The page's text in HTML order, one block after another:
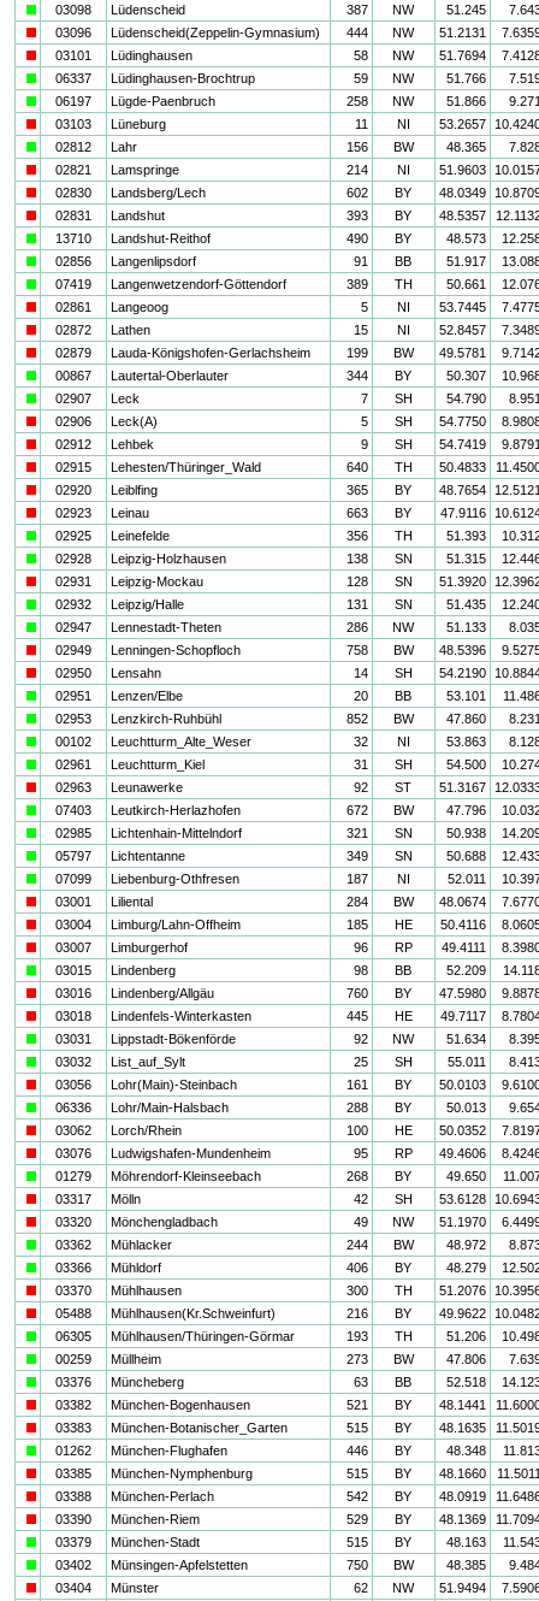
03098 Lüdenscheid 387 NW 51.245
03096 Lüdenscheid(Zeppelin-Gymnasium) 444 NW 51.2131
03101 Lüdinghausen 58 NW 51.7694
06337 Lüdinghausen-Brochtrup 59 NW 51.766
06197 Lügde-Paenbruch 258 NW 51.866
03103 Lüneburg 11 NI 53.2657
02812 Lahr 156 BW 48.365
02821 Lamspringe 214 NI 51.9603
02830 Landsberg/Lech 602 BY 48.0349
02831 Landshut 393 BY 48.5357
13710 Landshut-Reithof 490 BY 48.573
02856 Langenlipsdorf 91 BB 51.917
07419 Langenwetzendorf-Göttendorf 389 TH 50.661
02861 Langeoog 5 NI 53.7445
02872 Lathen 15 NI 52.8457
02879 Lauda-Königshofen-Gerlachsheim 199 BW 49.5781
00867 Lautertal-Oberlauter 344 BY 50.307
02907 Leck 7 SH 54.790
02906 Leck(A) 5 SH 54.7750
02912 Lehbek 9 SH 54.7419
02915 Lehesten/Thüringer_Wald 640 TH 50.4833
02920 Leiblfing 365 BY 48.7654
02923 Leinau 663 BY 47.9116
02925 Leinefelde 356 TH 51.393
02928 Leipzig-Holzhausen 138 SN 51.315
02931 Leipzig-Mockau 128 SN 51.3920
02932 Leipzig/Halle 131 SN 51.435
02947 Lennestadt-Theten 286 NW 51.133
02949 Lenningen-Schopfloch 758 BW 48.5396
02950 Lensahn 14 SH 54.2190
02951 Lenzen/Elbe 20 BB 53.101
02953 Lenzkirch-Ruhbühl 852 BW 47.860
00102 Leuchtturm_Alte_Weser 32 NI 53.863
02961 Leuchtturm_Kiel 31 SH 54.500
02963 Leunawerke 92 ST 51.3167
07403 Leutkirch-Herlazhofen 672 BW 47.796
02985 Lichtenhain-Mittelndorf 321 SN 50.938
05797 Lichtentanne 349 SN 50.688
07099 Liebenburg-Othfresen 187 NI 52.011
03001 Liliental 284 BW 48.0674
03004 Limburg/Lahn-Offheim 185 HE 50.4116
03007 Limburgerhof 96 RP 49.4111
03015 Lindenberg 98 BB 52.209
03016 Lindenberg/Allgäu 760 BY 47.5980
03018 Lindenfels-Winterkasten 445 HE 49.7117
03031 Lippstadt-Bökenförde 92 NW 51.634
03032 List_auf_Sylt 25 SH 55.011
03056 Lohr(Main)-Steinbach 161 BY 50.0103
06336 Lohr/Main-Halsbach 288 BY 50.013
03062 Lorch/Rhein 100 HE 50.0352
03076 Ludwigshafen-Mundenheim 95 RP 49.4606
01279 Möhrendorf-Kleinseebach 268 BY 49.650
03317 Mölln 42 SH 53.6128
03320 Mönchengladbach 49 NW 51.1970
03362 Mühlacker 244 BW 48.972
03366 Mühldorf 406 BY 48.279
03370 Mühlhausen 300 TH 51.2076
05488 Mühlhausen(Kr.Schweinfurt) 216 BY 49.9622
06305 Mühlhausen/Thüringen-Görmar 193 TH 51.206
00259 Müllheim 273 BW 47.806
03376 Müncheberg 63 BB 52.518
03382 München-Bogenhausen 521 BY 48.1441
03383 München-Botanischer_Garten 515 BY 48.1635
01262 München-Flughafen 446 BY 48.348
03385 München-Nymphenburg 515 BY 48.1660
03388 München-Perlach 542 BY 48.0919
03390 München-Riem 529 BY 48.1369
03379 München-Stadt 515 BY 48.163
03402 Münsingen-Apfelstetten 750 BW 48.385
03404 Münster 62 NW 51.9494